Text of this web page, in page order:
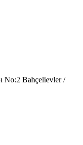
No:2 Bahçelievler /